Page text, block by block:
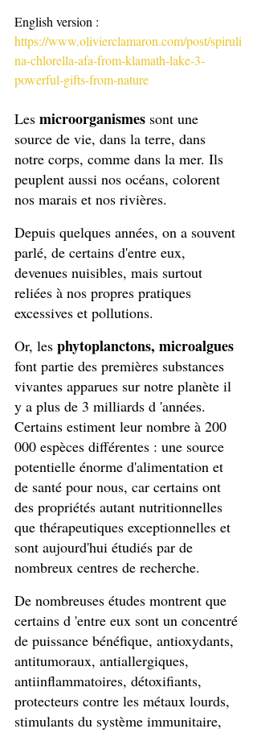
English version :
https://www.olivierclamaron.com/post/spiruli
na-chlorella-afa-from-klamath-lake-3-
powerful-gifts-from-nature
Les microorganismes sont une
source de vie, dans la terre, dans
notre corps, comme dans la mer. Ils
peuplent aussi nos océans, colorent
nos marais et nos rivières.
Depuis quelques années, on a souvent
parlé, de certains d'entre eux,
devenues nuisibles, mais surtout
reliées à nos propres pratiques
excessives et pollutions.
Or, les phytoplanctons, microalgues
font partie des premières substances
vivantes apparues sur notre planète il
y a plus de 3 milliards d 'années.
Certains estiment leur nombre à 200
000 espèces différentes : une source
potentielle énorme d'alimentation et
de santé pour nous, car certains ont
des propriétés autant nutritionnelles
que thérapeutiques exceptionnelles et
sont aujourd'hui étudiés par de
nombreux centres de recherche.
De nombreuses études montrent que
certains d 'entre eux sont un concentré
de puissance bénéfique, antioxydants,
antitumoraux, antiallergiques,
antiinflammatoires, détoxifiants,
protecteurs contre les métaux lourds,
stimulants du système immunitaire,